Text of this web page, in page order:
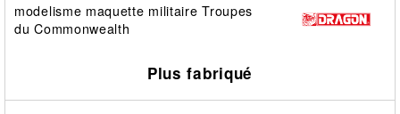
modelisme maquette militaire Troupes
du Commonwealth
Plus fabriqué